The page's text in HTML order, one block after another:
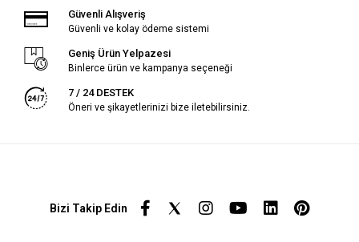
Güvenli Alışveriş
Güvenli ve kolay ödeme sistemi
Geniş Ürün Yelpazesi
Binlerce ürün ve kampanya seçeneği
7 / 24 DESTEK
Öneri ve şikayetlerinizi bize iletebilirsiniz.
Bizi Takip Edin